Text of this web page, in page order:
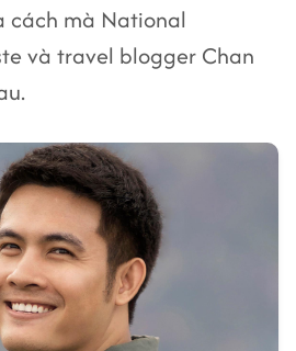
cách mà National
và travel blogger Chan